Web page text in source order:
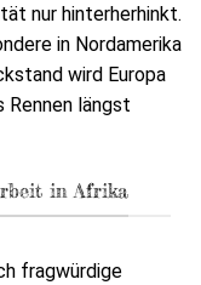
nur hinterherhinkt.
in Nordamerika
wird Europa
Rennen längst
in Afrika
fragwürdige